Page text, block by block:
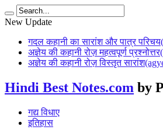
New Update
गदल कहानी का सारांश और पात्र
अज्ञेय की कहानी रोज़ महत्वपूर्ण
अज्ञेय की कहानी रोज़ विस्तृत
Hindi Best Notes.com by
गद्य विधाए
इतिहास